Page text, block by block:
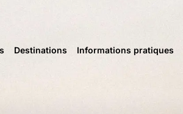
Destinations Informations pratiques